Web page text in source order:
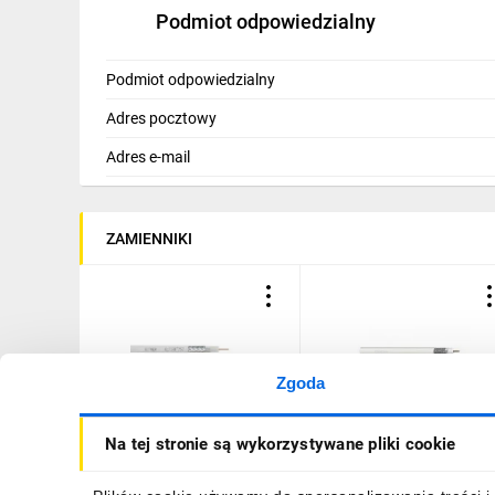
Zgoda
Na tej stronie są wykorzystywane pliki cookie
Podmiot odpowiedzialny
Podmiot odpowiedzialny
Adres pocztowy
Adres e-mail
ZAMIENNIKI
Przewód koncentryczny
BiT SAT 757 1,05/5 biały
Przewód koncentryczny
RG6 75 Ohm PN-EN